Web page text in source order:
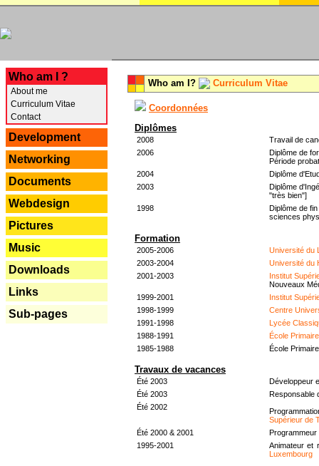
Who am I ?
About me
Curriculum Vitae
Contact
Development
Networking
Documents
Webdesign
Pictures
Music
Downloads
Links
Sub-pages
Who am I? Curriculum Vitae
Coordonnées
Diplômes
2008
Travail de
2006
Diplôme de
Période
2004
Diplôme
2003
Diplôme
"très bien"]
1998
Diplôme de
sciences
Formation
2005-2006
Université du
2003-2004
Université du
2001-2003
Institut
Nouveaux
1999-2001
Institut
1998-1999
Centre
1991-1998
Lycée
1988-1991
École
1985-1988
École
Travaux de vacances
Été 2003
Développeur
Été 2003
Responsable
Été 2002
Supérieur de
Été 2000 & 2001
Programmeur
1995-2001
Animateur et
Luxembourg